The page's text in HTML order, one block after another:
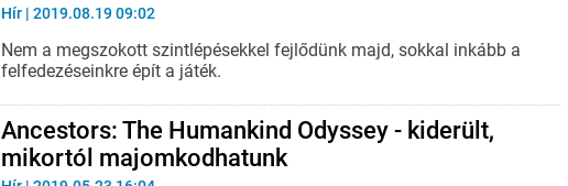
Hír | 2019.08.19 09:02
Nem a megszokott szintlépésekkel fejlődünk majd, sokkal inkább a
felfedezéseinkre épít a játék.
Ancestors: The Humankind Odyssey - kiderült,
mikortól majomkodhatunk